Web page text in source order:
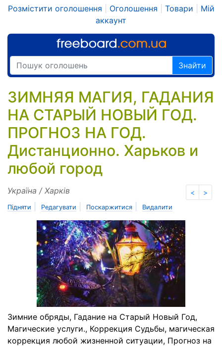
Розмістити оголошення Оголошення Товари
Мій
аккаунт
Знайти
ЗИМНЯЯ МАГИЯ, ГАДАНИЯ
НА СТАРЫЙ НОВЫЙ ГОД.
ПРОГНОЗ НА ГОД.
Дистанционно. Харьков и
любой город
< >
Україна / Харків
Підняти Редагувати Поскаржитися Видалити
Зимние обряды, Гадание на Старый Новый Год,
Магические услуги., Коррекция Судьбы, магическая
коррекция любой жизненной ситуации, Прогноз на